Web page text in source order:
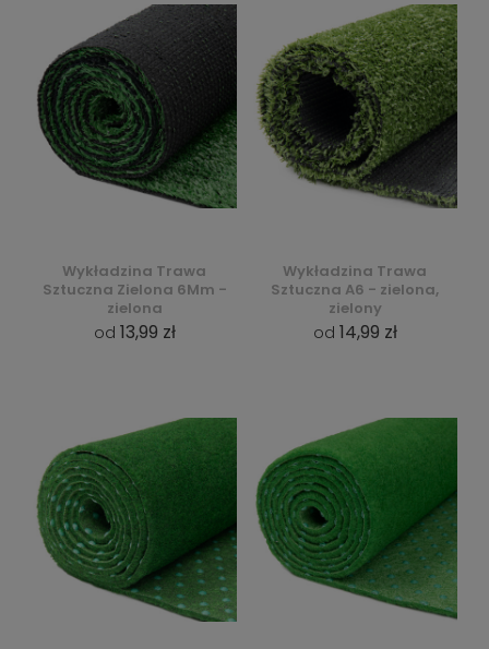
Wykładzina Trawa
Sztuczna Zielona 6Mm -
zielona
od 13,99 zł
Wykładzina Trawa
Sztuczna A6 - zielona,
zielony
od 14,99 zł